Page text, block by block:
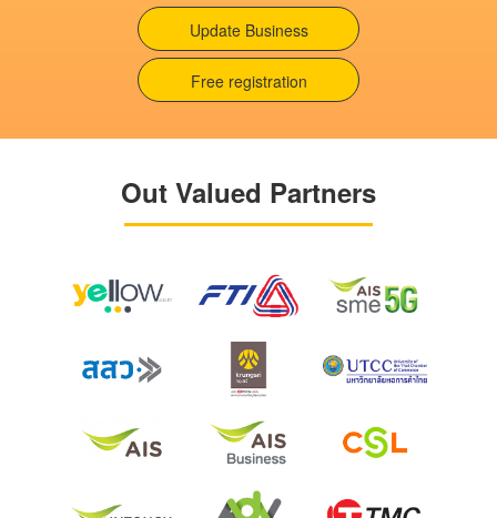
Update Business
Free registration
Out Valued Partners